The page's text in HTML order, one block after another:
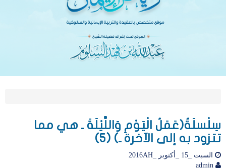
سِلْسلَةُ(عَمَلُ الْيَوْمِ وَاللَّيْلَةَ ـ هي مما
تتزود به إلى الآخرة ـ) (5)
السبت _15 _أكتوبر _2016AH